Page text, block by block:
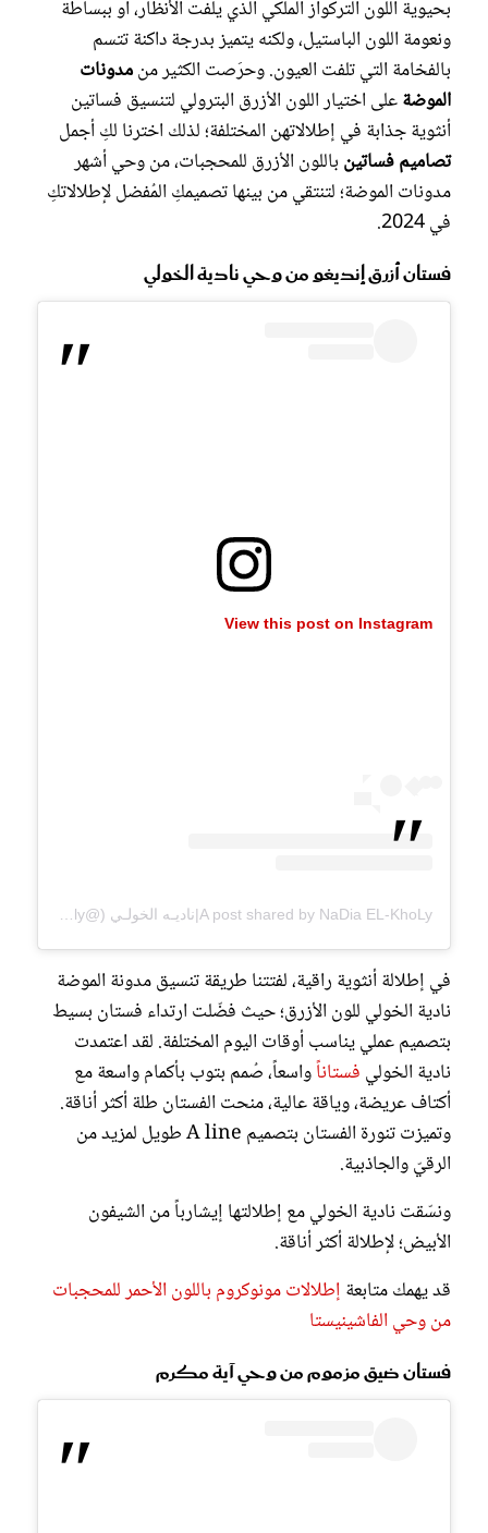
بحيوية اللون التركواز الملكي الذي يلفت الأنظار، أو ببساطة
ونعومة اللون الباستيل، ولكنه يتميز بدرجة داكنة تتسم
بالفخامة التي تلفت العيون. وحرَصت الكثير منمدونات
الموضةعلى اختيار اللون الأزرق البترولي لتنسيق فساتين
أنثوية جذابة في إطلالاتهن المختلفة؛ لذلك اخترنا لكِ أجمل
تصاميم فساتين باللون الأزرق للمحجبات، من وحي أشهر
مدونات الموضة؛ لتنتقي من بينها تصميمكِ المُفضل لإطلالاتكِ
في 2024.
فستان أزرق إنديغو من وحي نادية الخولي
View this post on Instagram
A post shared by NaDia EL-KhoLy|ناديـه الخولـي (@nadia.elkholy)
في إطلالة أنثوية راقية، لفتتنا طريقة تنسيق مدونة الموضة
نادية الخولي للون الأزرق؛ حيث فضّلت ارتداء فستان بسيط
بتصميم عملي يناسب أوقات اليوم المختلفة. لقد اعتمدت
نادية الخولي فستاناًواسعاً، صُمم بتوب بأكمام واسعة مع
أكتاف عريضة، وياقة عالية، منحت الفستان طلة أكثر أناقة.
وتميزت تنورة الفستان بتصميم A line طويل لمزيد من
الرقيّ والجاذبية.
ونسّقت نادية الخولي مع إطلالتها إيشارباً من الشيفون
الأبيض؛ لإطلالة أكثر أناقة.
قد يهمك متابعة إطلالات مونوكروم باللون الأحمر للمحجبات
من وحي الفاشينيستا
فستان ضيق مزموم من وحي آية مكرم
مجلة سيدتي
غلاف رفمي